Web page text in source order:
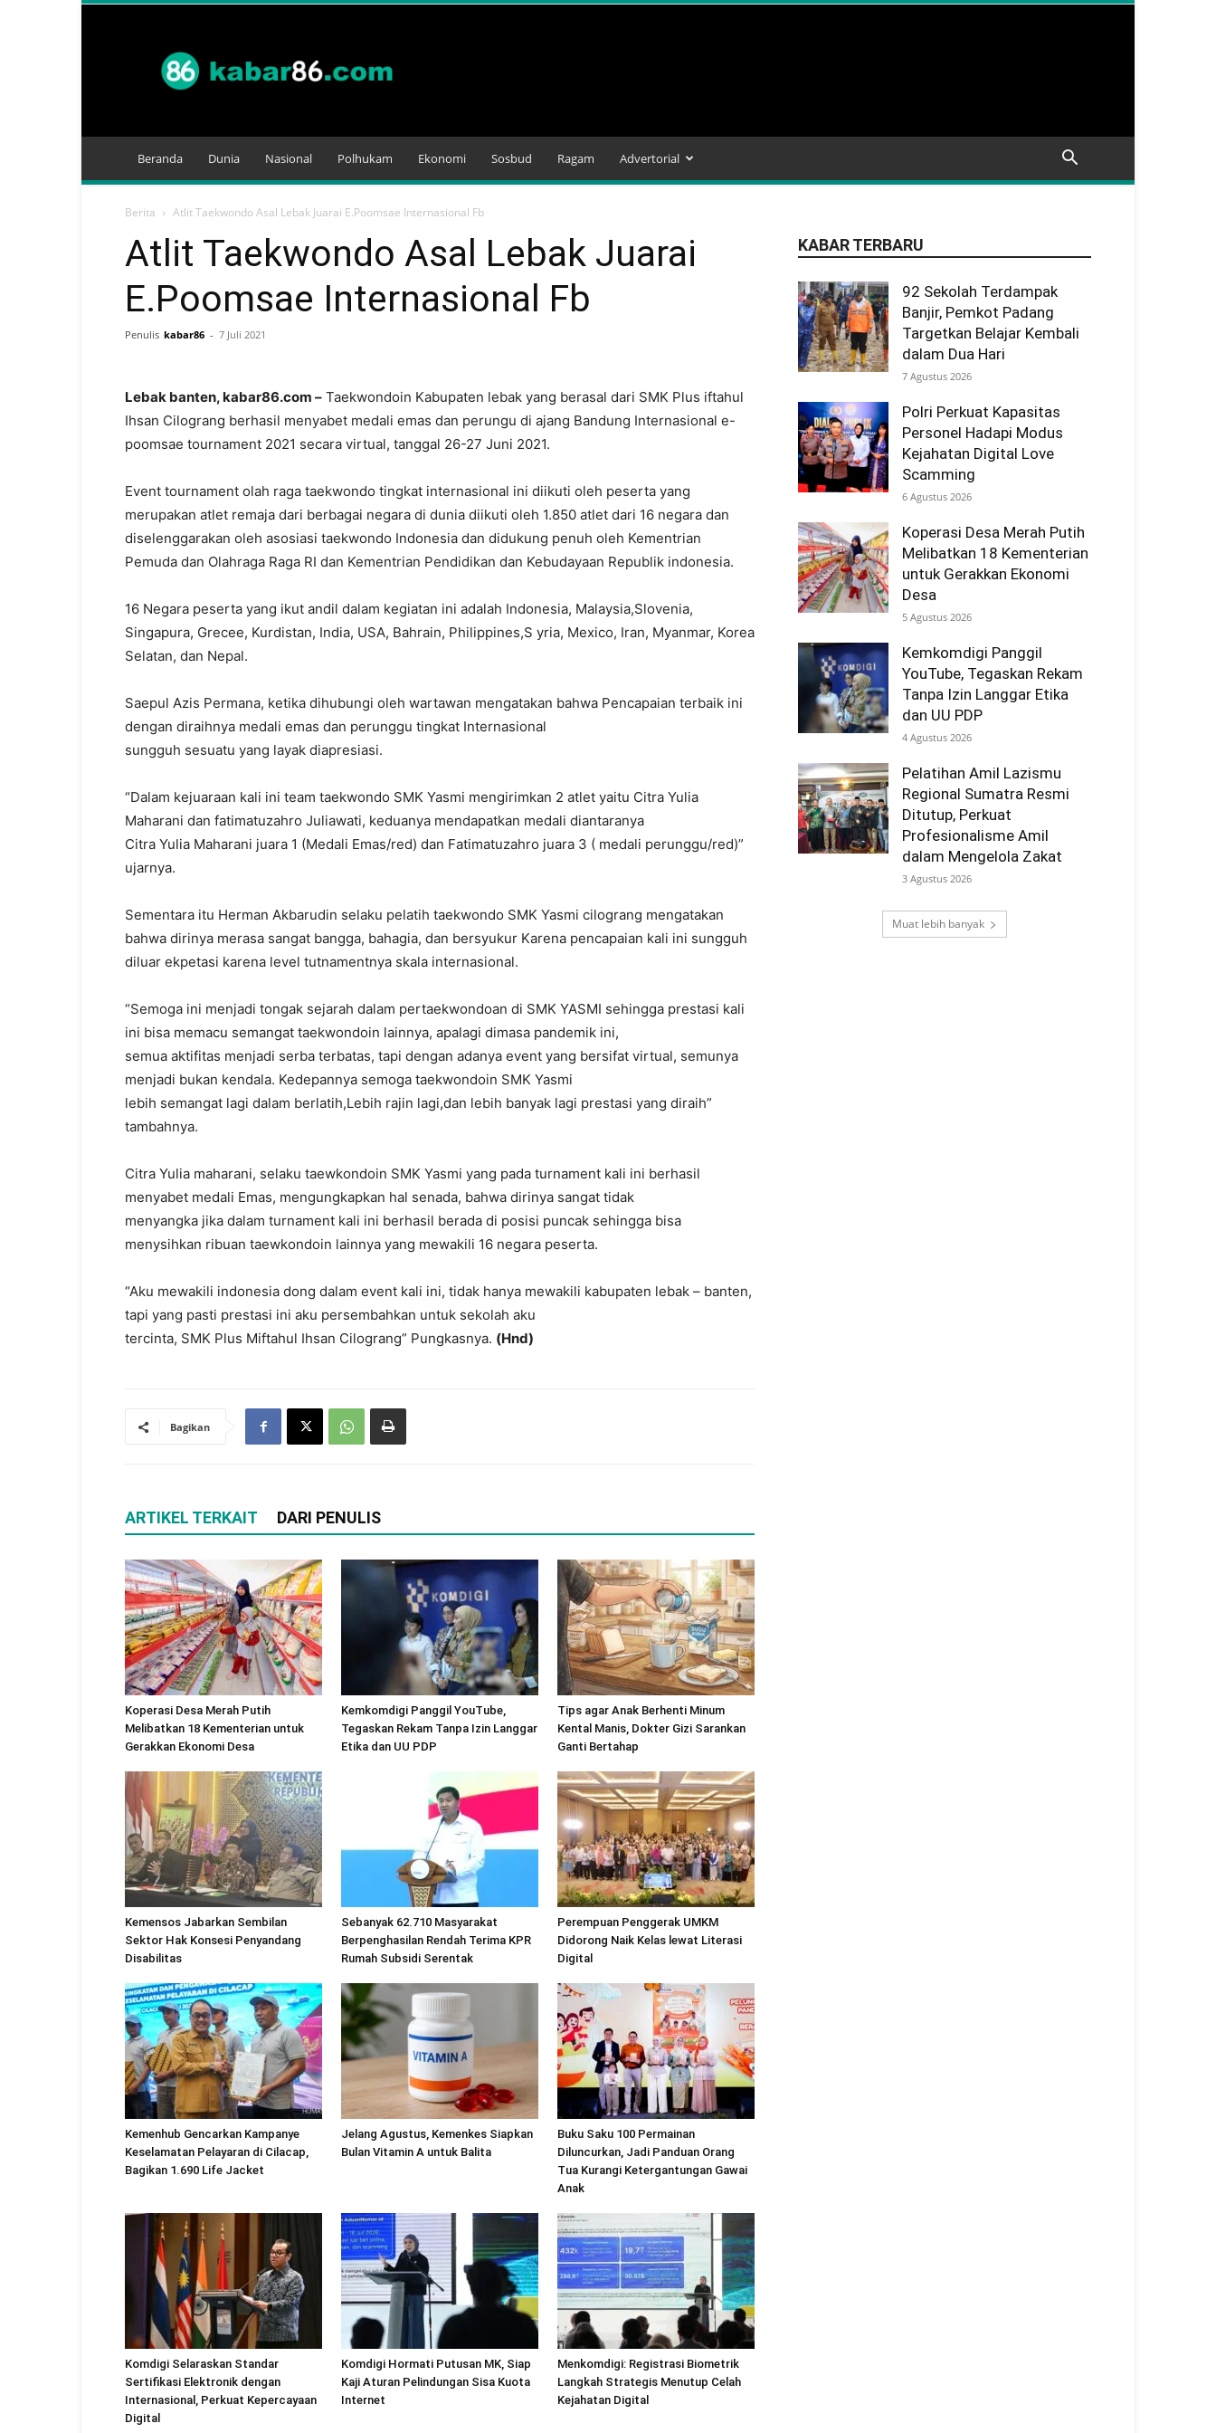
Beranda Dunia Nasional Polhukam Ekonomi Sosbud Ragam Advertorial
Berita Atlit Taekwondo Asal Lebak Juarai E.Poomsae Internasional Fb
Atlit Taekwondo Asal Lebak Juarai
E.Poomsae Internasional Fb
Penulis kabar86 - 7 Juli 2021
Lebak banten, kabar86.com – Taekwondoin Kabupaten lebak yang berasal dari SMK Plus iftahul
Ihsan Cilograng berhasil menyabet medali emas dan perungu di ajang Bandung Internasional e-
poomsae tournament 2021 secara virtual, tanggal 26-27 Juni 2021.
Event tournament olah raga taekwondo tingkat internasional ini diikuti oleh peserta yang
merupakan atlet remaja dari berbagai negara di dunia diikuti oleh 1.850 atlet dari 16 negara dan
diselenggarakan oleh asosiasi taekwondo Indonesia dan didukung penuh oleh Kementrian
Pemuda dan Olahraga Raga RI dan Kementrian Pendidikan dan Kebudayaan Republik indonesia.
16 Negara peserta yang ikut andil dalam kegiatan ini adalah Indonesia, Malaysia,Slovenia,
Singapura, Grecee, Kurdistan, India, USA, Bahrain, Philippines,S yria, Mexico, Iran, Myanmar, Korea
Selatan, dan Nepal.
Saepul Azis Permana, ketika dihubungi oleh wartawan mengatakan bahwa Pencapaian terbaik ini
dengan diraihnya medali emas dan perunggu tingkat Internasional
sungguh sesuatu yang layak diapresiasi.
“Dalam kejuaraan kali ini team taekwondo SMK Yasmi mengirimkan 2 atlet yaitu Citra Yulia
Maharani dan fatimatuzahro Juliawati, keduanya mendapatkan medali diantaranya
Citra Yulia Maharani juara 1 (Medali Emas/red) dan Fatimatuzahro juara 3 ( medali perunggu/red)”
ujarnya.
Sementara itu Herman Akbarudin selaku pelatih taekwondo SMK Yasmi cilograng mengatakan
bahwa dirinya merasa sangat bangga, bahagia, dan bersyukur Karena pencapaian kali ini sungguh
diluar ekpetasi karena level tutnamentnya skala internasional.
“Semoga ini menjadi tongak sejarah dalam pertaekwondoan di SMK YASMI sehingga prestasi kali
ini bisa memacu semangat taekwondoin lainnya, apalagi dimasa pandemik ini,
semua aktifitas menjadi serba terbatas, tapi dengan adanya event yang bersifat virtual, semunya
menjadi bukan kendala. Kedepannya semoga taekwondoin SMK Yasmi
lebih semangat lagi dalam berlatih,Lebih rajin lagi,dan lebih banyak lagi prestasi yang diraih”
tambahnya.
Citra Yulia maharani, selaku taewkondoin SMK Yasmi yang pada turnament kali ini berhasil
menyabet medali Emas, mengungkapkan hal senada, bahwa dirinya sangat tidak
menyangka jika dalam turnament kali ini berhasil berada di posisi puncak sehingga bisa
menysihkan ribuan taewkondoin lainnya yang mewakili 16 negara peserta.
“Aku mewakili indonesia dong dalam event kali ini, tidak hanya mewakili kabupaten lebak – banten,
tapi yang pasti prestasi ini aku persembahkan untuk sekolah aku
tercinta, SMK Plus Miftahul Ihsan Cilograng” Pungkasnya. (Hnd)
Bagikan
ARTIKEL TERKAIT DARI PENULIS
Koperasi Desa Merah Putih
Melibatkan 18 Kementerian untuk
Gerakkan Ekonomi Desa
Kemkomdigi Panggil YouTube,
Tegaskan Rekam Tanpa Izin Langgar
Etika dan UU PDP
Tips agar Anak Berhenti Minum
Kental Manis, Dokter Gizi Sarankan
Ganti Bertahap
Kemensos Jabarkan Sembilan
Sektor Hak Konsesi Penyandang
Disabilitas
Sebanyak 62.710 Masyarakat
Berpenghasilan Rendah Terima KPR
Rumah Subsidi Serentak
Perempuan Penggerak UMKM
Didorong Naik Kelas lewat Literasi
Digital
Kemenhub Gencarkan Kampanye
Keselamatan Pelayaran di Cilacap,
Bagikan 1.690 Life Jacket
Jelang Agustus, Kemenkes Siapkan
Bulan Vitamin A untuk Balita
Buku Saku 100 Permainan
Diluncurkan, Jadi Panduan Orang
Tua Kurangi Ketergantungan Gawai
Anak
Komdigi Selaraskan Standar
Sertifikasi Elektronik dengan
Internasional, Perkuat Kepercayaan
Digital
Komdigi Hormati Putusan MK, Siap
Kaji Aturan Pelindungan Sisa Kuota
Internet
Menkomdigi: Registrasi Biometrik
Langkah Strategis Menutup Celah
Kejahatan Digital
KABAR TERBARU
92 Sekolah Terdampak
Banjir, Pemkot Padang
Targetkan Belajar Kembali
dalam Dua Hari
7 Agustus 2026
Polri Perkuat Kapasitas
Personel Hadapi Modus
Kejahatan Digital Love
Scamming
6 Agustus 2026
Koperasi Desa Merah Putih
Melibatkan 18 Kementerian
untuk Gerakkan Ekonomi
Desa
5 Agustus 2026
Kemkomdigi Panggil
YouTube, Tegaskan Rekam
Tanpa Izin Langgar Etika
dan UU PDP
4 Agustus 2026
Pelatihan Amil Lazismu
Regional Sumatra Resmi
Ditutup, Perkuat
Profesionalisme Amil
dalam Mengelola Zakat
3 Agustus 2026
Muat lebih banyak